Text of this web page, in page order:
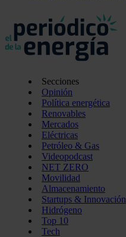
Secciones
Opinión
Política energética
Renovables
Mercados
Eléctricas
Petróleo & Gas
Videopodcast
NET ZERO
Movilidad
Almacenamiento
Startups & Innovación
Hidrógeno
Top 10
Tech